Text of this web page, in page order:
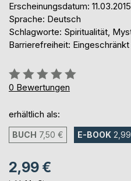
Erscheinungsdatum: 11.03.2015
Sprache: Deutsch
Schlagworte: Spiritualität,
Barrierefreiheit:
Bewertung::
0%
0 Bewertungen
erhältlich als:
BUCH 7,50 € E-BOOK
2,99 €